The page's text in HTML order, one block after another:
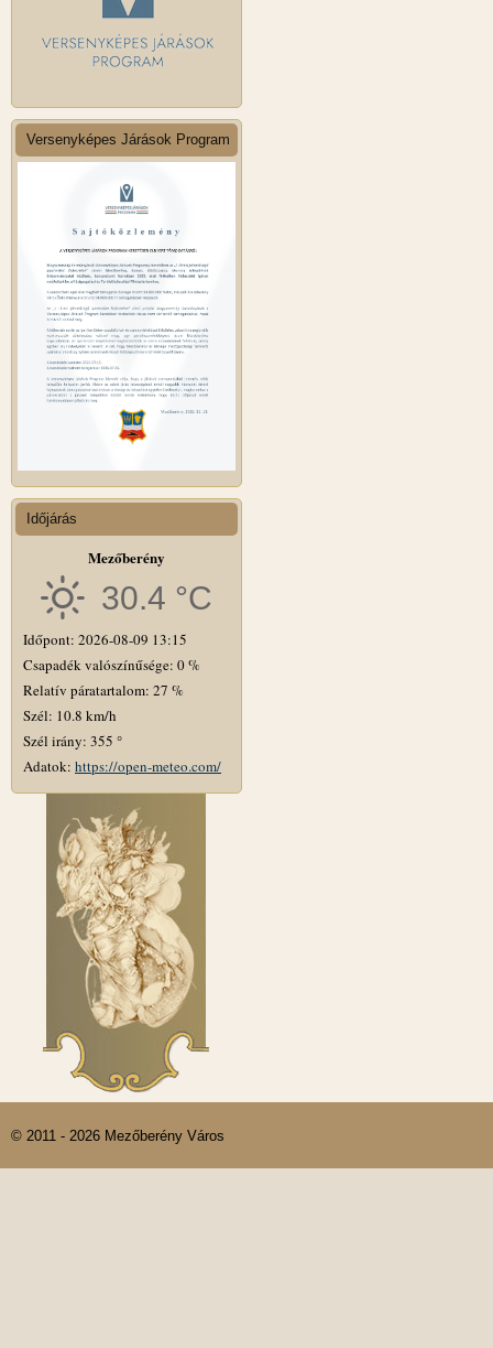
Versenyképes Járások Program
Időjárás
Mezőberény
30.4 °C
Időpont: 2026-08-09 13:15
Csapadék valószínűsége: 0 %
Relatív páratartalom: 27 %
Szél: 10.8 km/h
Szél irány: 355 °
Adatok: https://open-meteo.com/
© 2011 - 2026 Mezőberény Város